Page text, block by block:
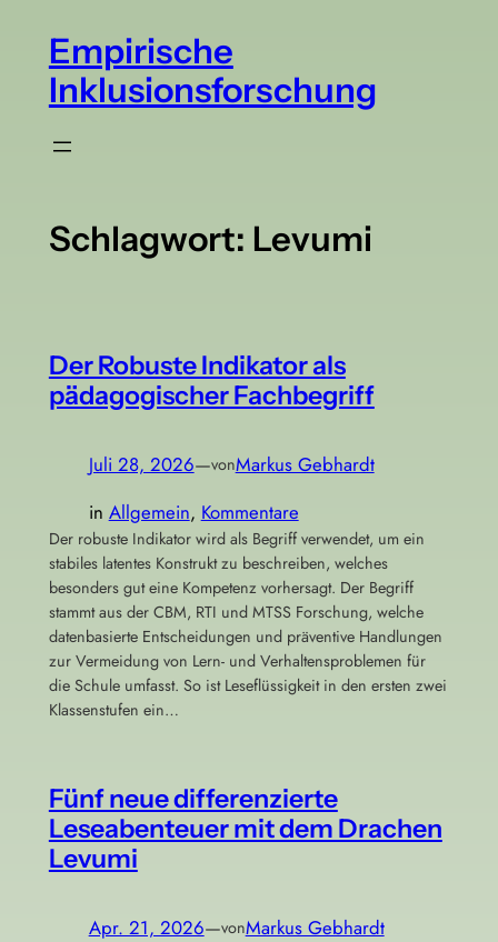
springen
Empirische
Inklusionsforschung
Schlagwort: Levumi
Der Robuste Indikator als
pädagogischer Fachbegriff
Juli 28, 2026—vonMarkus Gebhardt
in Allgemein, Kommentare
Der robuste Indikator wird als Begriff verwendet, um ein
stabiles latentes Konstrukt zu beschreiben, welches
besonders gut eine Kompetenz vorhersagt. Der Begriff
stammt aus der CBM, RTI und MTSS Forschung, welche
datenbasierte Entscheidungen und präventive Handlungen
zur Vermeidung von Lern- und Verhaltensproblemen für
die Schule umfasst. So ist Leseflüssigkeit in den ersten zwei
Klassenstufen ein…
Fünf neue differenzierte
Leseabenteuer mit dem Drachen
Levumi
Apr. 21, 2026—vonMarkus Gebhardt